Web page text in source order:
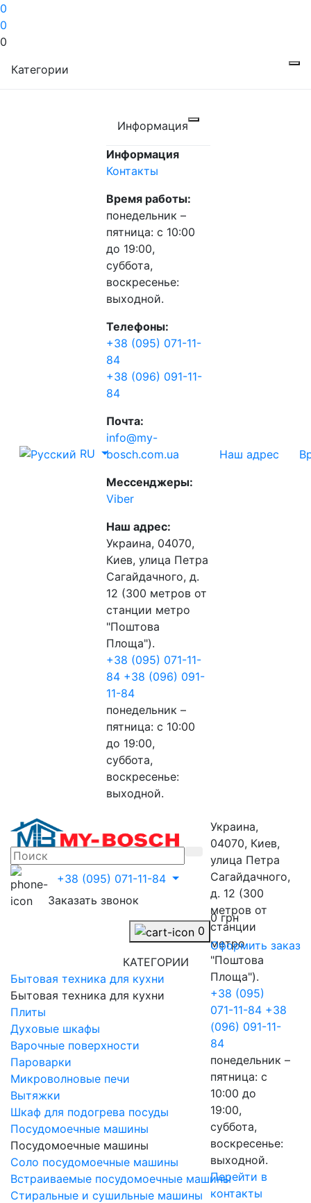
0
0
0
Категории
RU
Информация
Информация
Контакты
Время работы:
понедельник –
пятница: с 10:00
до 19:00,
суббота,
воскресенье:
выходной.
Телефоны:
+38 (095) 071-11-
84
+38 (096) 091-11-
84
Почта:
info@my-
bosch.com.ua
Мессенджеры:
Viber
Наш адрес:
Украина, 04070,
Киев, улица Петра
Сагайдачного, д.
12 (300 метров от
станции метро
"Поштова
Площа").
+38 (095) 071-11-
84 +38 (096) 091-
11-84
понедельник –
пятница: с 10:00
до 19:00,
суббота,
воскресенье:
выходной.
Наш адрес
Украина,
04070, Киев,
улица Петра
Сагайдачного,
д. 12 (300
метров от
станции
метро
"Поштова
Площа").
+38 (095)
071-11-84 +38
(096) 091-11-
84
понедельник –
пятница: с
10:00 до
19:00,
суббота,
воскресенье:
выходной.
Перейти в
контакты
+38 (095) 071-11-84
Заказать звонок
0
0 грн
Оформить заказ
КАТЕГОРИИ
Бытовая техника для кухни
Бытовая техника для кухни
Плиты
Духовые шкафы
Варочные поверхности
Пароварки
Микроволновые печи
Вытяжки
Шкаф для подогрева посуды
Посудомоечные машины
Посудомоечные машины
Соло посудомоечные машины
Встраиваемые посудомоечные машины
Стиральные и сушильные машины